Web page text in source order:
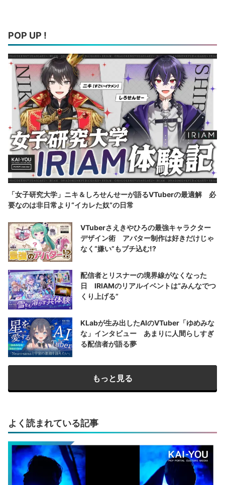
POP UP !
「女子研究大学」ニキ＆しろせんせーが語るVTuberの最適解 必
要なのは非日常より“イカレた奴”の日常
VTuberさえきやひろの最強キャラクター
デザイン術 アバター制作は好きだけじゃ
なく“嫌い”もブチ込む!?
配信者とリスナーの境界線がなくなった
日 IRIAMのリアルイベントは“みんなでつ
くり上げる”
KLabが生み出したAIのVTuber「ゆめみな
な」インタビュー あまりに人間らしすぎ
る配信者が語る夢
もっと見る
よく読まれている記事